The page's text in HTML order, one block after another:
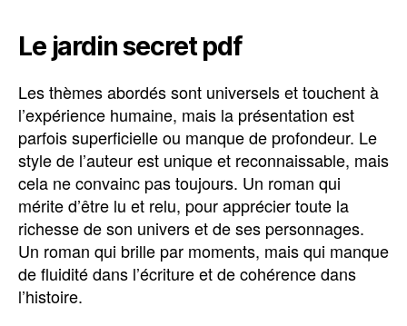
Le jardin secret pdf
Les thèmes abordés sont universels et touchent à
l’expérience humaine, mais la présentation est
parfois superficielle ou manque de profondeur. Le
style de l’auteur est unique et reconnaissable, mais
cela ne convainc pas toujours. Un roman qui
mérite d’être lu et relu, pour apprécier toute la
richesse de son univers et de ses personnages.
Un roman qui brille par moments, mais qui manque
de fluidité dans l’écriture et de cohérence dans
l’histoire.